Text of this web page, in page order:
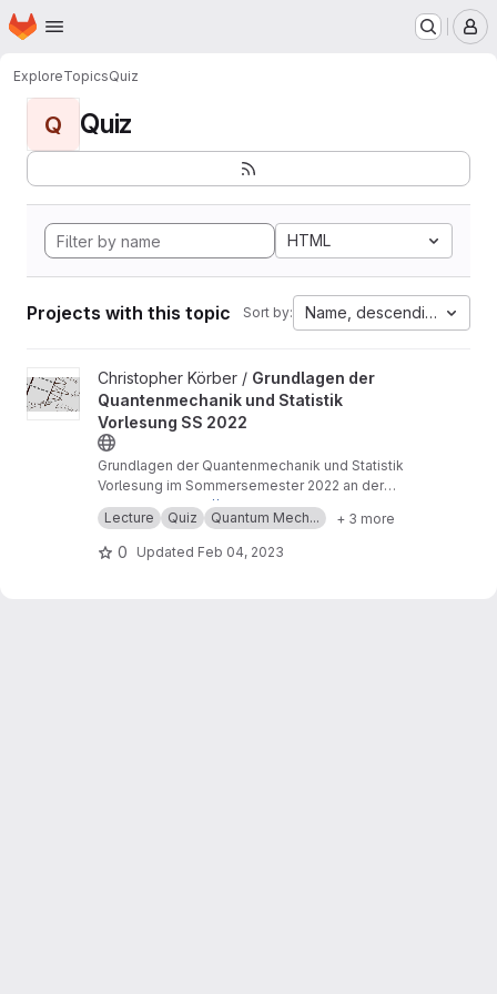
Skip to main content
Homepage
ExploreTopicsQuiz
Q Quiz
HTML
Projects with this topic Sort by: Name, descending
View Grundlagen der Quantenmechanik und Statistik
Christopher Körber / Grundlagen der
Quantenmechanik und Statistik
Vorlesung SS 2022
Grundlagen der Quantenmechanik und Statistik
Vorlesung im Sommersemester 2022 an der
Ruhr-Universität Bochum.
Siehe auchhttps://elearning.blogs.ruhr-uni-boc
hum.de/lehre-auf-mass/
Lecture Quiz Quantum Mech... + 3 more
0 Updated Feb 04, 2023